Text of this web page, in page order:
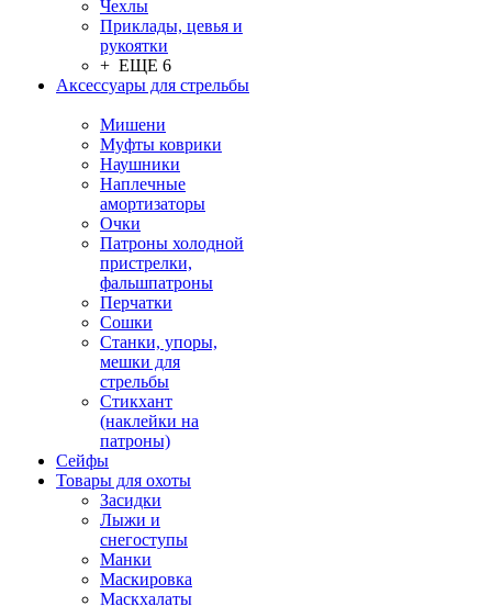
Чехлы
Приклады, цевья и
рукоятки
+ ЕЩЕ 6
Аксессуары для стрельбы
Мишени
Муфты коврики
Наушники
Наплечные
амортизаторы
Очки
Патроны холодной
пристрелки,
фальшпатроны
Перчатки
Сошки
Станки, упоры,
мешки для
стрельбы
Стикхант
(наклейки на
патроны)
Сейфы
Товары для охоты
Засидки
Лыжи и
снегоступы
Манки
Маскировка
Маскхалаты